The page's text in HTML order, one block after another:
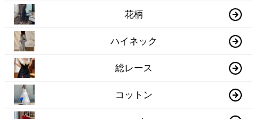
花柄
ハイネック
総レース
コットン